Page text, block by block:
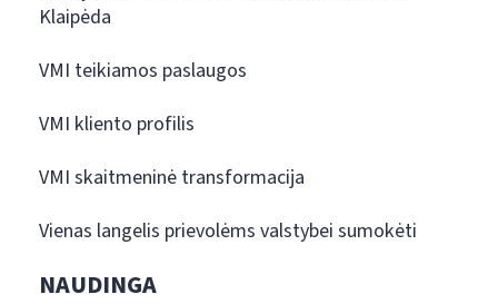
Klaipėda
VMI teikiamos paslaugos
VMI kliento profilis
VMI skaitmeninė transformacija
Vienas langelis prievolėms valstybei sumokėti
NAUDINGA